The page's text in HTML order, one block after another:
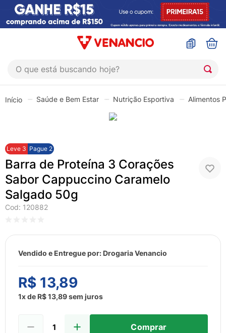
O que está buscando hoje?
Saúde e Bem Estar Nutrição Esportiva Alimentos
Leve 3 Pague 2
Barra de Proteína 3 Corações
Sabor Cappuccino Caramelo
Salgado 50g
Cod: 120882
Vendido e Entregue por: Drogaria Venancio
R$ 13,89
1x de R$13,89sem juros
Comprar
1º
coristina
fly gotas
5º
protetor solar
6º